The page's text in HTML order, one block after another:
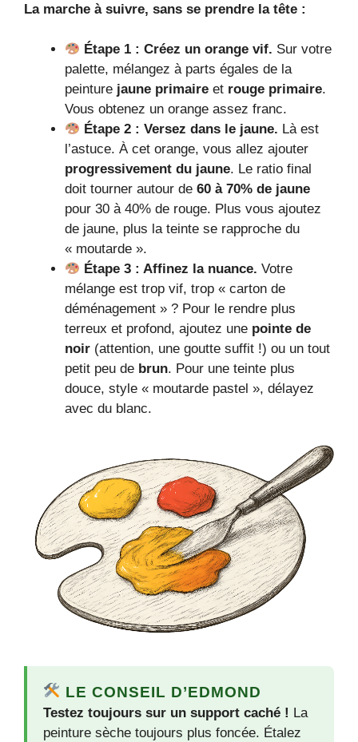
La marche à suivre, sans se prendre la tête :
Étape 1 : Créez un orange vif. Sur votre
palette, mélangez à parts égales de la
peinture jaune primaire et rouge primaire.
Vous obtenez un orange assez franc.
Étape 2 : Versez dans le jaune. Là est
l’astuce. À cet orange, vous allez ajouter
progressivement du jaune. Le ratio final
doit tourner autour de 60 à 70% de jaune
pour 30 à 40% de rouge. Plus vous ajoutez
de jaune, plus la teinte se rapproche du
« moutarde ».
Étape 3 : Affinez la nuance. Votre
mélange est trop vif, trop « carton de
déménagement » ? Pour le rendre plus
terreux et profond, ajoutez une pointe de
noir (attention, une goutte suffit !) ou un tout
petit peu de brun. Pour une teinte plus
douce, style « moutarde pastel », délayez
avec du blanc.
LE CONSEIL D’EDMOND
Testez toujours sur un support caché ! La
peinture sèche toujours plus foncée. Étalez